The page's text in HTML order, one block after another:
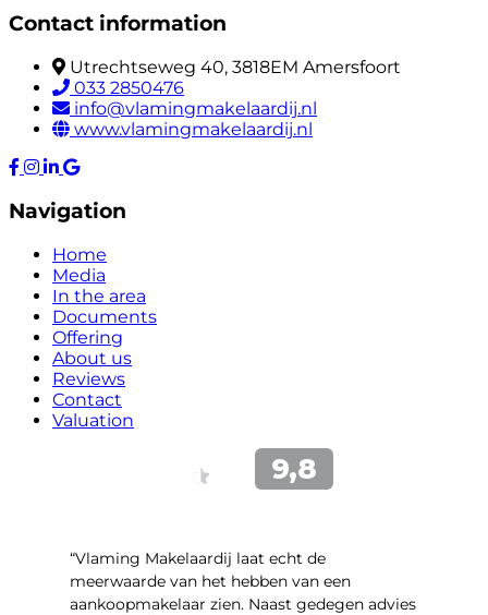
Contact information
Utrechtseweg 40, 3818EM Amersfoort
033 2850476
info@vlamingmakelaardij.nl
www.vlamingmakelaardij.nl
Navigation
Home
Media
In the area
Documents
Offering
About us
Reviews
Contact
Valuation
“Vlaming Makelaardij laat echt de
meerwaarde van het hebben van een
aankoopmakelaar zien. Naast gedegen advies